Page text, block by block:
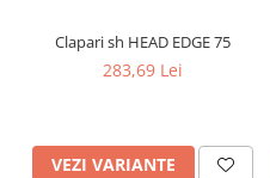
Clapari sh HEAD EDGE 75
283,69 Lei
VEZI VARIANTE